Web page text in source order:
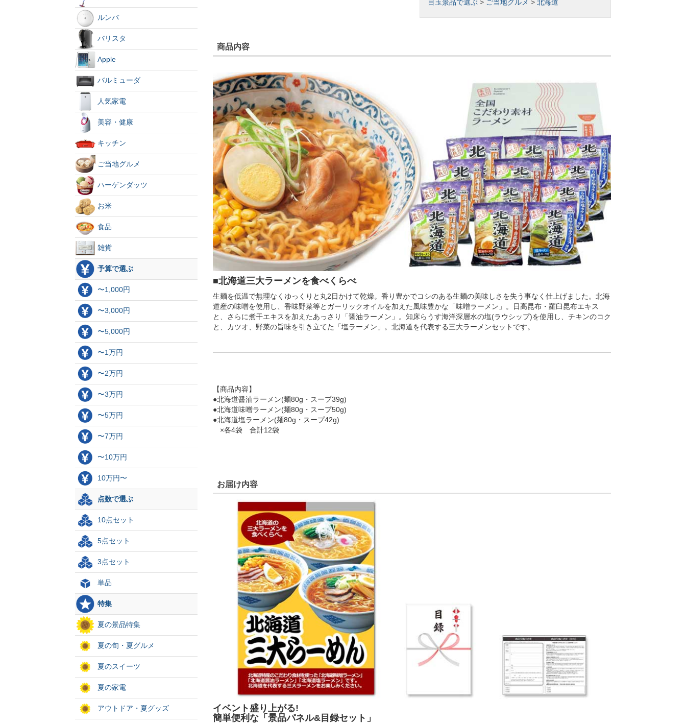
目玉景品で選ぶ > ご当地グルメ > 北海道
商品内容
■北海道三大ラーメンを食べくらべ
生麺を低温で無理なくゆっくりと丸2日かけて乾燥。香り豊かでコシのある生麺の美味しさを失う事なく仕上げました。北海
道産の味噌を使用し、香味野菜等とガーリックオイルを加えた風味豊かな「味噌ラーメン」。日高昆布・羅臼昆布エキス
と、さらに煮干エキスを加えたあっさり「醤油ラーメン」。知床らうす海洋深層水の塩(ラウシップ)を使用し、チキンのコク
と、カツオ、野菜の旨味を引き立てた「塩ラーメン」。北海道を代表する三大ラーメンセットです。
【商品内容】
●北海道醤油ラーメン(麺80g・スープ39g)
●北海道味噌ラーメン(麺80g・スープ50g)
●北海道塩ラーメン(麺80g・スープ42g)
×各4袋 合計12袋
お届け内容
イベント盛り上がる!
簡単便利な「景品パネル&目録セット」
ルンバ
バリスタ
Apple
バルミューダ
人気家電
美容・健康
キッチン
ご当地グルメ
ハーゲンダッツ
お米
食品
雑貨
予算で選ぶ
〜1,000円
〜3,000円
〜5,000円
〜1万円
〜2万円
〜3万円
〜5万円
〜7万円
〜10万円
10万円〜
点数で選ぶ
10点セット
5点セット
3点セット
単品
特集
夏の景品特集
夏の旬・夏グルメ
夏のスイーツ
夏の家電
アウトドア・夏グッズ